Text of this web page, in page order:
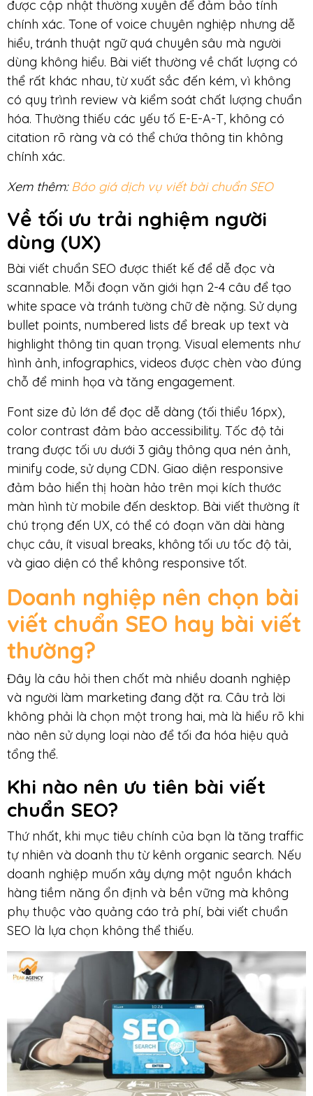
được cập nhật thường xuyên để đảm bảo tính
chính xác. Tone of voice chuyên nghiệp nhưng dễ
hiểu, tránh thuật ngữ quá chuyên sâu mà người
dùng không hiểu. Bài viết thường về chất lượng có
thể rất khác nhau, từ xuất sắc đến kém, vì không
có quy trình review và kiểm soát chất lượng chuẩn
hóa. Thường thiếu các yếu tố E-E-A-T, không có
citation rõ ràng và có thể chứa thông tin không
chính xác.
Xem thêm:Báo giá dịch vụ viết bài chuẩn SEO
Về tối ưu trải nghiệm người
dùng (UX)
Bài viết chuẩn SEO được thiết kế để dễ đọc và
scannable. Mỗi đoạn văn giới hạn 2-4 câu để tạo
white space và tránh tường chữ đè nặng. Sử dụng
bullet points, numbered lists để break up text và
highlight thông tin quan trọng. Visual elements như
hình ảnh, infographics, videos được chèn vào đúng
chỗ để minh họa và tăng engagement.
Font size đủ lớn để đọc dễ dàng (tối thiểu 16px),
color contrast đảm bảo accessibility. Tốc độ tải
trang được tối ưu dưới 3 giây thông qua nén ảnh,
minify code, sử dụng CDN. Giao diện responsive
đảm bảo hiển thị hoàn hảo trên mọi kích thước
màn hình từ mobile đến desktop. Bài viết thường ít
chú trọng đến UX, có thể có đoạn văn dài hàng
chục câu, ít visual breaks, không tối ưu tốc độ tải,
và giao diện có thể không responsive tốt.
Doanh nghiệp nên chọn bài
viết chuẩn SEO hay bài viết
thường?
Đây là câu hỏi then chốt mà nhiều doanh nghiệp
và người làm marketing đang đặt ra. Câu trả lời
không phải là chọn một trong hai, mà là hiểu rõ khi
nào nên sử dụng loại nào để tối đa hóa hiệu quả
tổng thể.
Khi nào nên ưu tiên bài viết
chuẩn SEO?
Thứ nhất, khi mục tiêu chính của bạn là tăng traffic
tự nhiên và doanh thu từ kênh organic search. Nếu
doanh nghiệp muốn xây dựng một nguồn khách
hàng tiềm năng ổn định và bền vững mà không
phụ thuộc vào quảng cáo trả phí, bài viết chuẩn
SEO là lựa chọn không thể thiếu.